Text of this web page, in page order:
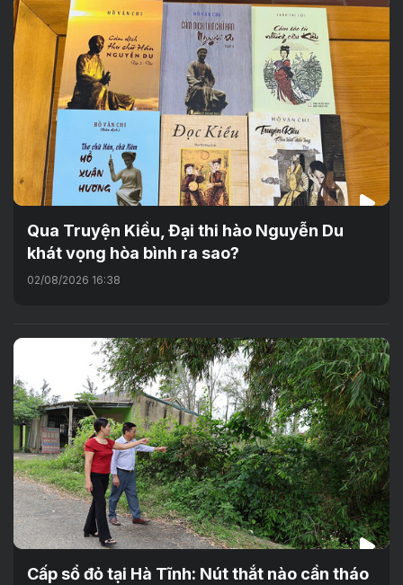
Qua Truyện Kiều, Đại thi hào Nguyễn Du
khát vọng hòa bình ra sao?
02/08/2026 16:38
Cấp sổ đỏ tại Hà Tĩnh: Nút thắt nào cần tháo